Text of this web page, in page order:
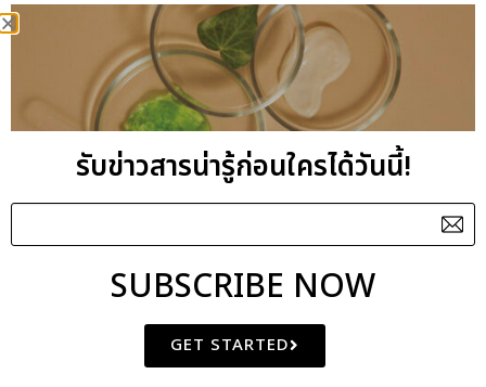
IPLUSQ_ADMAIN
CATEGORIES
รับข่าวสารน่ารู้ก่อนใครได้วันนี้!
SUBSCRIBE NOW
GET STARTED